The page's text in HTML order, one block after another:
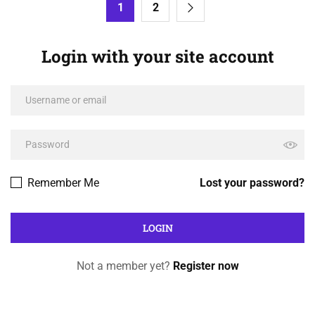
1 2
Login with your site account
Lost your password?
Remember Me
Not a member yet? Register now